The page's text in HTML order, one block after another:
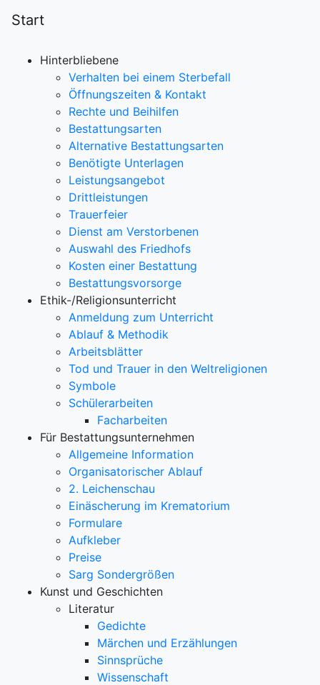
Start
Hinterbliebene
Verhalten bei einem Sterbefall
Öffnungszeiten & Kontakt
Rechte und Beihilfen
Bestattungsarten
Alternative Bestattungsarten
Benötigte Unterlagen
Leistungsangebot
Drittleistungen
Trauerfeier
Dienst am Verstorbenen
Auswahl des Friedhofs
Kosten einer Bestattung
Bestattungsvorsorge
Ethik-/Religionsunterricht
Anmeldung zum Unterricht
Ablauf & Methodik
Arbeitsblätter
Tod und Trauer in den Weltreligionen
Symbole
Schülerarbeiten
Facharbeiten
Für Bestattungsunternehmen
Allgemeine Information
Organisatorischer Ablauf
2. Leichenschau
Einäscherung im Krematorium
Formulare
Aufkleber
Preise
Sarg Sondergrößen
Kunst und Geschichten
Literatur
Gedichte
Märchen und Erzählungen
Sinnsprüche
Wissenschaft